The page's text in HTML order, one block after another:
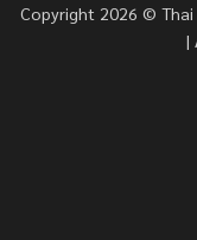
Copyright 2026 ©
|